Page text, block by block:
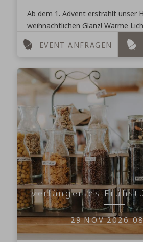
Ab dem 1. Advent erstrahlt unser
weihnachtlichen Glanz! Warme
geschmückte Fenster und der
Gewürzen heißen ...
EVENT ANFRAGEN
verlängertes
29 NOV 2026